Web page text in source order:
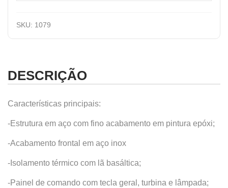
SKU: 1079
DESCRIÇÃO
Características principais:
-Estrutura em aço com fino acabamento em pintura epóxi;
-Acabamento frontal em aço inox
-Isolamento térmico com lã basáltica;
-Painel de comando com tecla geral, turbina e lâmpada;